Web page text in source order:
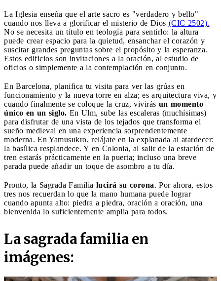
La Iglesia enseña que el arte sacro es "verdadero y bello"
cuando nos lleva a glorificar el misterio de Dios (CIC 2502).
No se necesita un título en teología para sentirlo: la altura
puede crear espacio para la quietud, ensanchar el corazón y
suscitar grandes preguntas sobre el propósito y la esperanza.
Estos edificios son invitaciones a la oración, al estudio de
oficios o simplemente a la contemplación en conjunto.
En Barcelona, ​​planifica tu visita para ver las grúas en
funcionamiento y la nueva torre en alza; es arquitectura viva, y
cuando finalmente se coloque la cruz, vivirás un momento
único en un siglo. En Ulm, sube las escaleras (muchísimas)
para disfrutar de una vista de los tejados que transforma el
sueño medieval en una experiencia sorprendentemente
moderna. En Yamusukro, relájate en la explanada al atardecer:
la basílica resplandece. Y en Colonia, al salir de la estación de
tren estarás prácticamente en la puerta; incluso una breve
parada puede añadir un toque de asombro a tu día.
Pronto, la Sagrada Familia lucirá su corona. Por ahora, estos
tres nos recuerdan lo que la mano humana puede lograr
cuando apunta alto: piedra a piedra, oración a oración, una
bienvenida lo suficientemente amplia para todos.
La sagrada familia en
imágenes: